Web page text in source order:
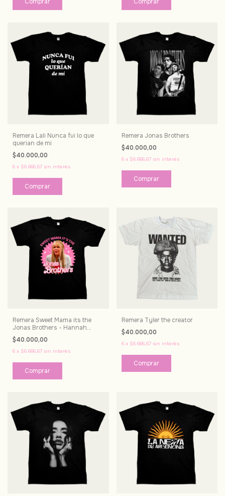
Remera Lali Nunca fui lo que
querian de mi
$40.000,00
6 x $6.666,67 sin interés
Comprar
Remera Jonas Brothers
$40.000,00
6 x $6.666,67 sin interés
Comprar
Remera Sweet Mama its the
Jonas Brothers - Hannah
Montana
$40.000,00
6 x $6.666,67 sin interés
Comprar
Remera Tyler the creator
$40.000,00
6 x $6.666,67 sin interés
Comprar